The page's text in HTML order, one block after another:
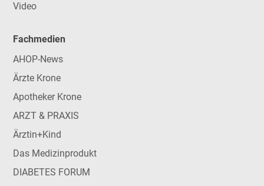
Video
Fachmedien
AHOP-News
Ärzte Krone
Apotheker Krone
ARZT & PRAXIS
Ärztin+Kind
Das Medizinprodukt
DIABETES FORUM